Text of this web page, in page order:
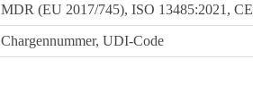
MDR (EU 2017/745), ISO 13485:2021, CE
Chargennummer, UDI-Code